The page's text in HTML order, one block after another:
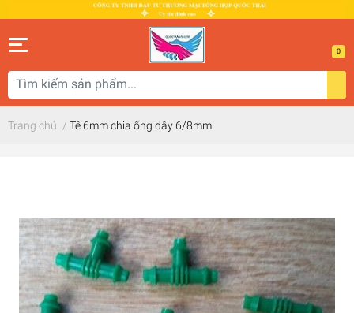
0
Trang chủ / Tê 6mm chia ống dây 6/8mm